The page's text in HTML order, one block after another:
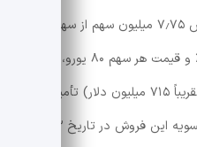
شرکت اعلام کرد که از طریق فروش ۷٫۷۵ میلیون سهم از سهام
ترجیحی دائمی سری A با نرخ ۱۰٪ و قیمت هر سهم ۸۰ یورو،
معادل حدود ۶۲۰ میلیون یورو (تقریباً ۷۱۵ میلیون دلار) تأمین
مالی خواهد کرد. انتظار می رود تسویه این فروش در تاریخ ۱۳